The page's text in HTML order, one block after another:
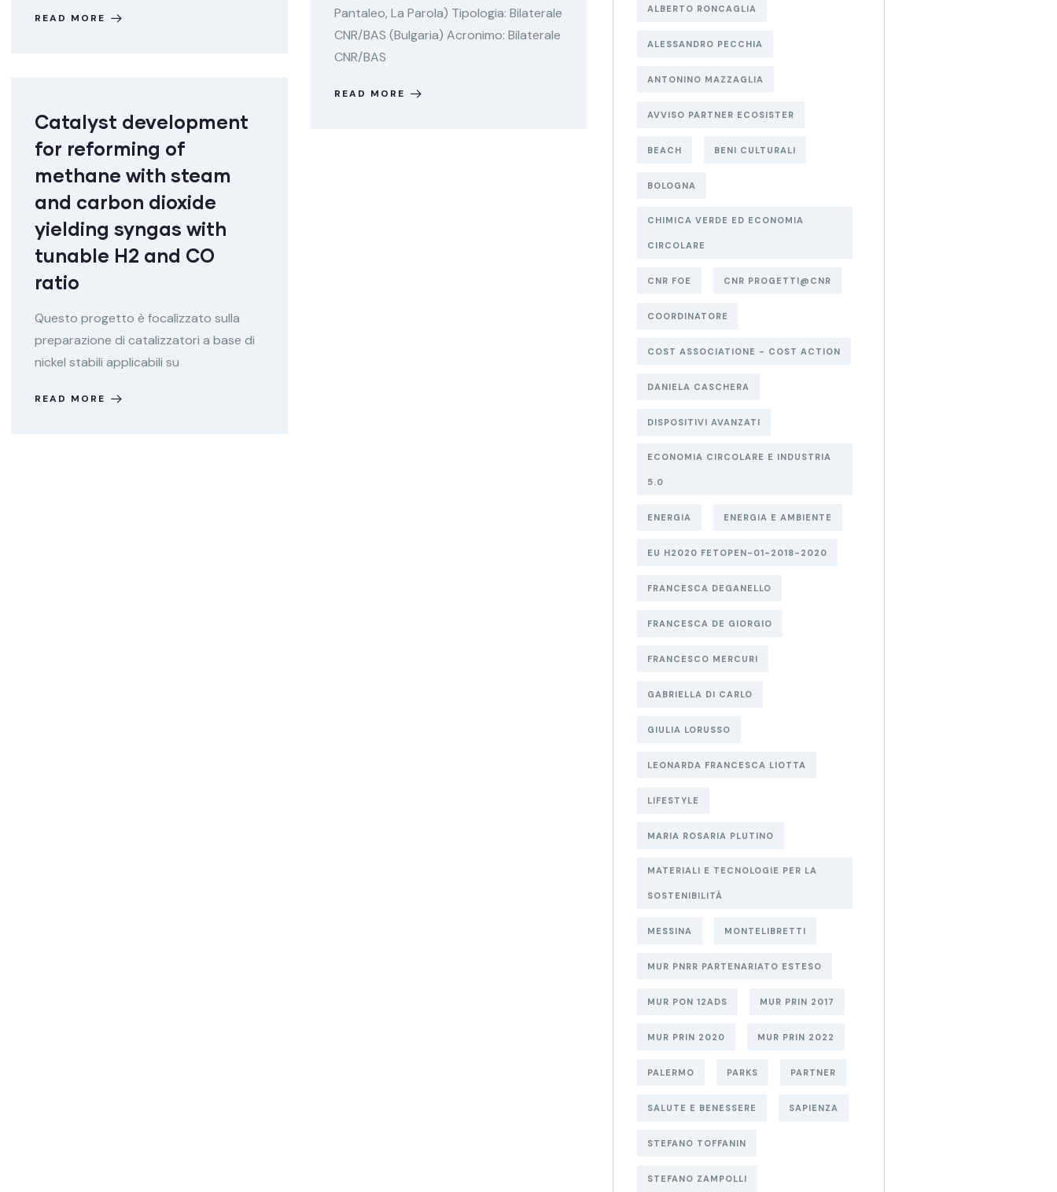
READ MORE
Pantaleo, La Parola) Tipologia: Bilaterale
CNR/BAS (Bulgaria) Acronimo: Bilaterale
CNR/BAS
READ MORE
Catalyst development
for reforming of
methane with steam
and carbon dioxide
yielding syngas with
tunable H2 and CO
ratio
Questo progetto è focalizzato sulla
preparazione di catalizzatori a base di
nickel stabili applicabili su
READ MORE
ALBERTO RONCAGLIA
ALESSANDRO PECCHIA
ANTONINO MAZZAGLIA
AVVISO PARTNER ECOSISTER
BEACH BENI CULTURALI
BOLOGNA
CHIMICA VERDE ED ECONOMIA
CIRCOLARE
CNR FOE CNR PROGETTI@CNR
COORDINATORE
COST ASSOCIATIONE - COST ACTION
DANIELA CASCHERA
DISPOSITIVI AVANZATI
ECONOMIA CIRCOLARE E INDUSTRIA
5.0
ENERGIA ENERGIA E AMBIENTE
EU H2020 FETOPEN-01-2018-2020
FRANCESCA DEGANELLO
FRANCESCA DE GIORGIO
FRANCESCO MERCURI
GABRIELLA DI CARLO
GIULIA LORUSSO
LEONARDA FRANCESCA LIOTTA
LIFESTYLE
MARIA ROSARIA PLUTINO
MATERIALI E TECNOLOGIE PER LA
SOSTENIBILITÀ
MESSINA MONTELIBRETTI
MUR PNRR PARTENARIATO ESTESO
MUR PON 12ADS MUR PRIN 2017
MUR PRIN 2020 MUR PRIN 2022
PALERMO PARKS PARTNER
SALUTE E BENESSERE SAPIENZA
STEFANO TOFFANIN
STEFANO ZAMPOLLI